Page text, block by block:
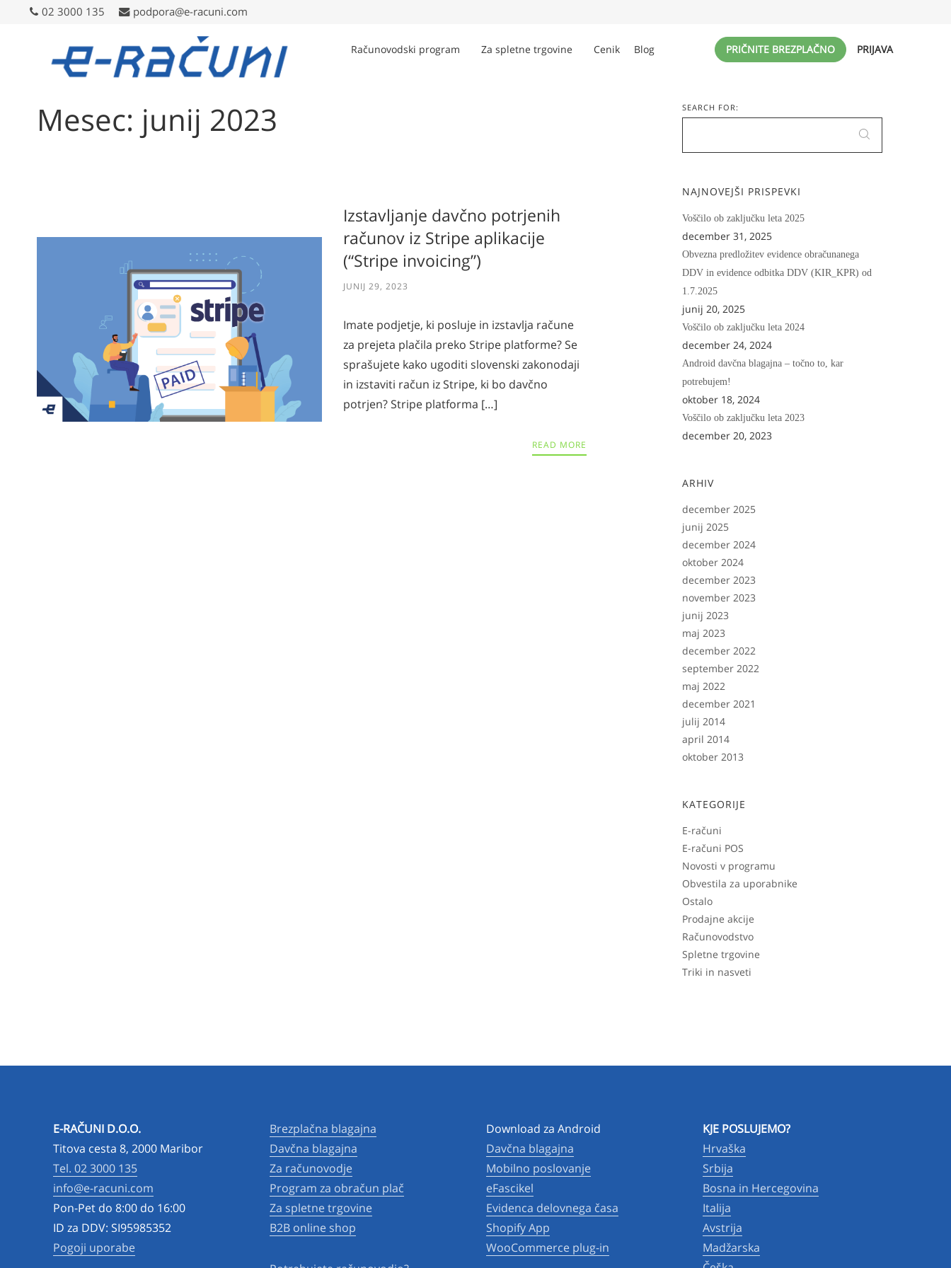
02 3000 135 podpora@e-racuni.com
Računovodski program Za spletne trgovine Cenik Blog PRIČNITE BREZPLAČNO PRIJAVA
02 3000 135 podpora@e-racuni.com
Mesec: junij 2023
Izstavljanje davčno potrjenih
računov iz Stripe aplikacije
(“Stripe invoicing”)
JUNIJ 29, 2023
Imate podjetje, ki posluje in izstavlja račune
za prejeta plačila preko Stripe platforme? Se
sprašujete kako ugoditi slovenski zakonodaji
in izstaviti račun iz Stripe, ki bo davčno
potrjen? Stripe platforma […]
READ MORE
SEARCH FOR:
NAJNOVEJŠI PRISPEVKI
Voščilo ob zaključku leta 2025
december 31, 2025
Obvezna predložitev evidence obračunanega
DDV in evidence odbitka DDV (KIR_KPR) od
1.7.2025
junij 20, 2025
Voščilo ob zaključku leta 2024
december 24, 2024
Android davčna blagajna – točno to, kar
potrebujem!
oktober 18, 2024
Voščilo ob zaključku leta 2023
december 20, 2023
ARHIV
december 2025
junij 2025
december 2024
oktober 2024
december 2023
november 2023
junij 2023
maj 2023
december 2022
september 2022
maj 2022
december 2021
julij 2014
april 2014
oktober 2013
KATEGORIJE
E-računi
E-računi POS
Novosti v programu
Obvestila za uporabnike
Ostalo
Prodajne akcije
Računovodstvo
Spletne trgovine
Triki in nasveti
E-RAČUNI D.O.O.
Titova cesta 8, 2000 Maribor
Tel. 02 3000 135
info@e-racuni.com
Pon-Pet do 8:00 do 16:00
ID za DDV: SI95985352
Pogoji uporabe
Brezplačna blagajna
Davčna blagajna
Za računovodje
Program za obračun plač
Za spletne trgovine
B2B online shop
Download za Android
Davčna blagajna
Mobilno poslovanje
eFascikel
Evidenca delovnega časa
Shopify App
WooCommerce plug-in
KJE POSLUJEMO?
Hrvaška
Srbija
Bosna in Hercegovina
Italija
Avstrija
Madžarska